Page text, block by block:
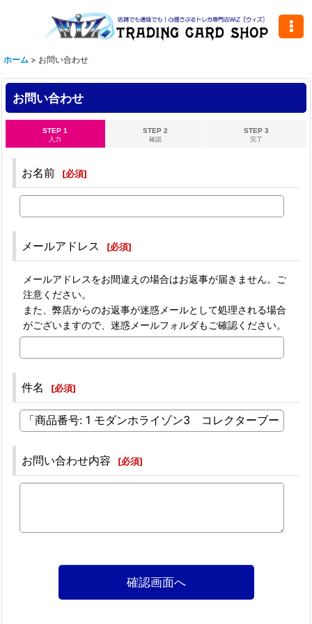
ホーム > お問い合わせ
お問い合わせ
STEP 1
入力
STEP 2
確認
STEP 3
完了
お名前 [必須]
メールアドレス [必須]
メールアドレスをお間違えの場合はお返事が届きません。ご
注意ください。
また、弊店からのお返事が迷惑メールとして処理される場合
がございますので、迷惑メールフォルダもご確認ください。
件名 [必須]
お問い合わせ内容 [必須]
確認画面へ